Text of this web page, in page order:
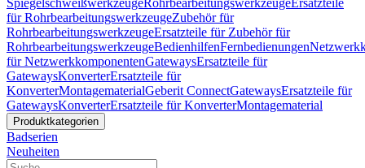
SpiegelschweißwerkzeugeRohrbearbeitungswerkzeugeErsatzteile
für RohrbearbeitungswerkzeugeZubehör für
RohrbearbeitungswerkzeugeErsatzteile für Zubehör für
RohrbearbeitungswerkzeugeBedienhilfenFernbedienungen
für NetzwerkkomponentenGatewaysErsatzteile für
GatewaysKonverterErsatzteile für
KonverterMontagematerialGeberit ConnectGatewaysErsatzteile für
GatewaysKonverterErsatzteile für KonverterMontagematerial
Produktkategorien
Badserien
Neuheiten